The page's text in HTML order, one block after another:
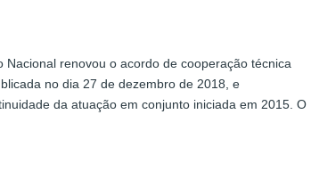
Nacional renovou o acordo de cooperação técnica
no dia 27 de dezembro de 2018, e
da atuação em conjunto iniciada em 2015. O